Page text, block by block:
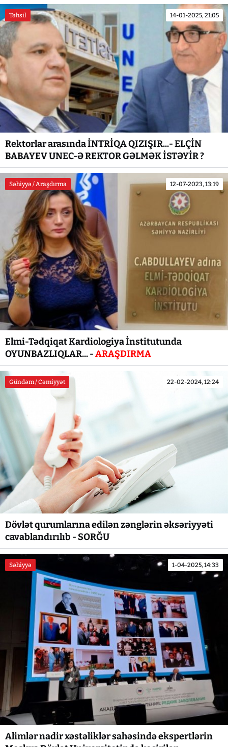
Təhsil 14-01-2025, 21:05
Rektorlar arasında İNTRİQA QIZIŞIR...- ELÇİN
BABAYEV UNEC-Ə REKTOR GƏLMƏK İSTƏYİR ?
Səhiyyə / Araşdırma 12-07-2023, 13:19
Elmi-Tədqiqat Kardiologiya İnstitutunda
OYUNBAZLIQLAR... -ARAŞDIRMA
Gündəm / Cəmiyyət 22-02-2024, 12:24
Dövlət qurumlarına edilən zənglərin əksəriyyəti
cavablandırılıb - SORĞU
Səhiyyə 1-04-2025, 14:33
Alimlər nadir xəstəliklər sahəsində ekspertlərin